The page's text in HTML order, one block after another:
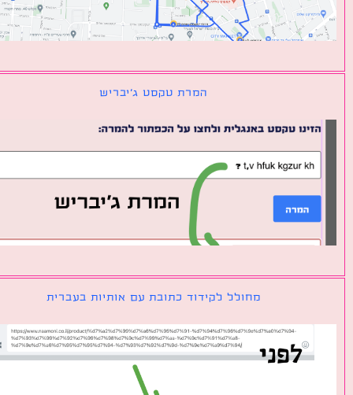
המרת טקסט ג׳יבריש
מחולל לקידוד כתובת עם אותיות בעברית